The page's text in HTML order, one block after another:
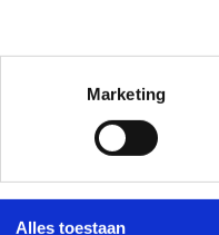
Marketing
Alles toestaan